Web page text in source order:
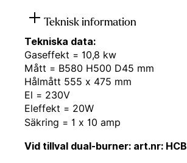
Teknisk information
Tekniska data:
Gaseffekt = 10,8 kw
Mått = B580 H500 D45 mm
Hålmått 555 x 475 mm
El = 230V
Eleffekt = 20W
Säkring = 1 x 10 amp
Vid tillval dual-burner: art.nr: